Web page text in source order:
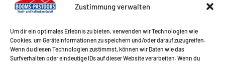
Zustimmung verwalten
Um dir ein optimales Erlebnis zu bieten, verwenden wir Technologien wie
Cookies, um Geräteinformationen zu speichern und/oder darauf zuzugreifen.
Wenn du diesen Technologien zustimmst, können wir Daten wie das
Surfverhalten oder eindeutige IDs auf dieser Website verarbeiten. Wenn du